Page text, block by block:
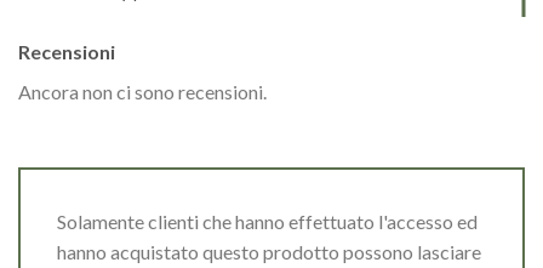
Recensioni
Ancora non ci sono recensioni.
Solamente clienti che hanno effettuato l'accesso ed
hanno acquistato questo prodotto possono lasciare